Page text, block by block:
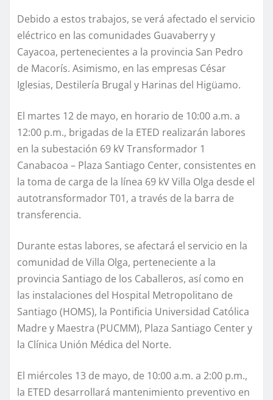
Debido a estos trabajos, se verá afectado el servicio
eléctrico en las comunidades Guavaberry y
Cayacoa, pertenecientes a la provincia San Pedro
de Macorís. Asimismo, en las empresas César
Iglesias, Destilería Brugal y Harinas del Higüamo.
El martes 12 de mayo, en horario de 10:00 a.m. a
12:00 p.m., brigadas de la ETED realizarán labores
en la subestación 69 kV Transformador 1
Canabacoa – Plaza Santiago Center, consistentes en
la toma de carga de la línea 69 kV Villa Olga desde el
autotransformador T01, a través de la barra de
transferencia.
Durante estas labores, se afectará el servicio en la
comunidad de Villa Olga, perteneciente a la
provincia Santiago de los Caballeros, así como en
las instalaciones del Hospital Metropolitano de
Santiago (HOMS), la Pontificia Universidad Católica
Madre y Maestra (PUCMM), Plaza Santiago Center y
la Clínica Unión Médica del Norte.
El miércoles 13 de mayo, de 10:00 a.m. a 2:00 p.m.,
la ETED desarrollará mantenimiento preventivo en